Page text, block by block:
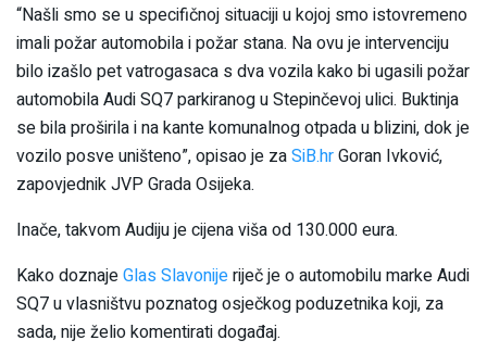
“Našli smo se u specifičnoj situaciji u kojoj smo istovremeno
imali požar automobila i požar stana. Na ovu je intervenciju
bilo izašlo pet vatrogasaca s dva vozila kako bi ugasili požar
automobila Audi SQ7 parkiranog u Stepinčevoj ulici. Buktinja
se bila proširila i na kante komunalnog otpada u blizini, dok je
vozilo posve uništeno”, opisao je zaSiB.hrGoran Ivković,
zapovjednik JVP Grada Osijeka.
Inače, takvom Audiju je cijena viša od 130.000 eura.
Kako doznajeGlas Slavonijeriječ je o automobilu marke Audi
SQ7 u vlasništvu poznatog osječkog poduzetnika koji, za
sada, nije želio komentirati događaj.